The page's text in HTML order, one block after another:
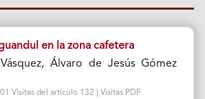
en la zona cafetera
Álvaro de Jesús Gómez
Visitas del artículo 132 | Visitas PDF